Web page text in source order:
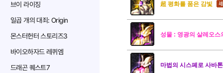
브이 라이징
일곱 개의 대죄: Origin
몬스터헌터 스토리즈3
바이오하자드 레퀴엠
드래곤 퀘스트7
超 평화를 품은 감빛
성물 : 영광의 살레오스
마법의 시스페로 사바톤